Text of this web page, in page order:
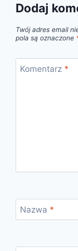
Dodaj
Twój adres email
pola są oznaczone
Komentarz *
Nazwa *